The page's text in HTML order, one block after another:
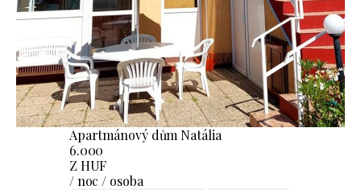
Apartmánový dům Natália
6.000
Z HUF
/ noc / osoba